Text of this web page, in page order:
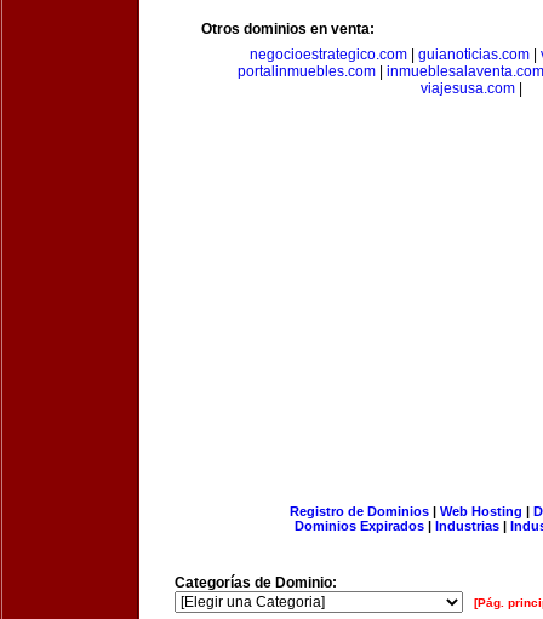
Otros dominios en venta:
negocioestrategico.com| guianoticias.com|
portalinmuebles.com
inmueblesalaventa.com
viajesusa.com
Registro de Dominios| Web Hosting |
Dominios Expirados | Industrias |
Categorías de Dominio:
[Pág.